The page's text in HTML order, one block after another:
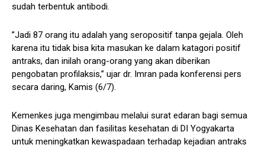
sudah terbentuk antibodi.
”Jadi 87 orang itu adalah yang seropositif tanpa gejala. Oleh
karena itu tidak bisa kita masukan ke dalam katagori positif
antraks, dan inilah orang-orang yang akan diberikan
pengobatan profilaksis,” ujar dr. Imran pada konferensi pers
secara daring, Kamis (6/7).
Kemenkes juga mengimbau melalui surat edaran bagi semua
Dinas Kesehatan dan fasilitas kesehatan di DI Yogyakarta
untuk meningkatkan kewaspadaan terhadap kejadian antraks